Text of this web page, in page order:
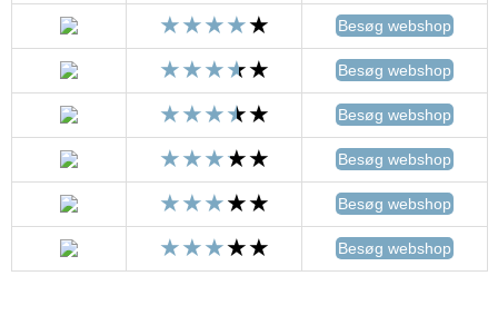
Besøg webshop
Besøg webshop
Besøg webshop
Besøg webshop
Besøg webshop
Besøg webshop